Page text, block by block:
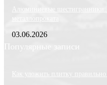
Алюминиевые шестигранники:
металлопроката
03.06.2026
Популярные записи
Как уложить плитку